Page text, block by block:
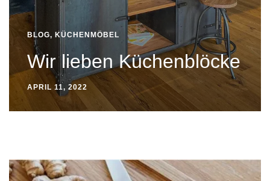
BLOG, KÜCHENMÖBEL
Wir lieben Küchenblöcke
APRIL 11, 2022